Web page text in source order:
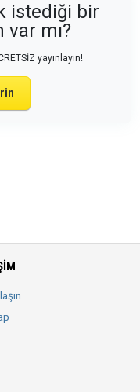
istediği bir
var mı?
yayınlayın!